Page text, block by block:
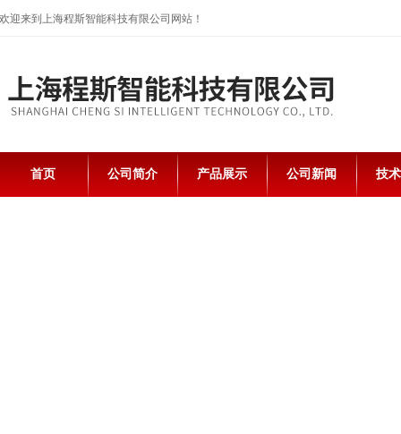
欢迎来到上海程斯智能科技有限公司网站！
首页 公司简介 产品展示 公司新闻 技